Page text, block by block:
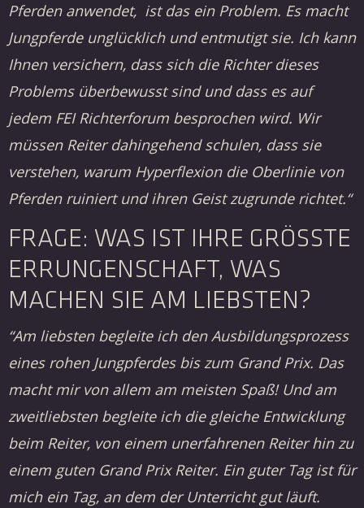
Pferden anwendet, ist das ein Problem. Es macht
Jungpferde unglücklich und entmutigt sie. Ich kann
Ihnen versichern, dass sich die Richter dieses
Problems überbewusst sind und dass es auf
jedem FEI Richterforum besprochen wird. Wir
müssen Reiter dahingehend schulen, dass sie
verstehen, warum Hyperflexion die Oberlinie von
Pferden ruiniert und ihren Geist zugrunde richtet.“
FRAGE: WAS IST IHRE GRÖSSTE E
RRUNGENSCHAFT, WAS M
ACHEN SIE AM LIEBSTEN?
“Am liebsten begleite ich den Ausbildungsprozess
eines rohen Jungpferdes bis zum Grand Prix. Das
macht mir von allem am meisten Spaß! Und am
zweitliebsten begleite ich die gleiche Entwicklung
beim Reiter, von einem unerfahrenen Reiter hin zu
einem guten Grand Prix Reiter. Ein guter Tag ist für
mich ein Tag, an dem der Unterricht gut läuft.